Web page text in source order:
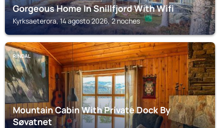
Gorgeous Home In Snillfjord With Wifi
Kyrksaeterora, 14 agosto 2026, 2 noches
RINDAL
Mountain Cabin With Private Dock By
Søvatnet